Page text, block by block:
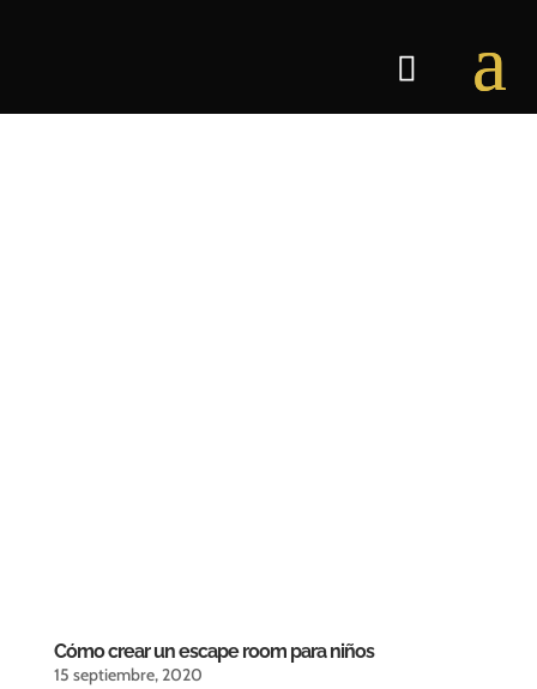
Cómo crear un escape room para niños
15 septiembre, 2020